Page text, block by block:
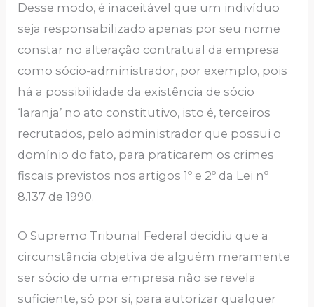
Desse modo, é inaceitável que um indivíduo
seja responsabilizado apenas por seu nome
constar no alteração contratual da empresa
como sócio-administrador, por exemplo, pois
há a possibilidade da existência de sócio
‘laranja’ no ato constitutivo, isto é, terceiros
recrutados, pelo administrador que possui o
domínio do fato, para praticarem os crimes
fiscais previstos nos artigos 1º e 2º da Lei nº
8.137 de 1990.
O Supremo Tribunal Federal decidiu que a
circunstância objetiva de alguém meramente
ser sócio de uma empresa não se revela
suficiente, só por si, para autorizar qualquer